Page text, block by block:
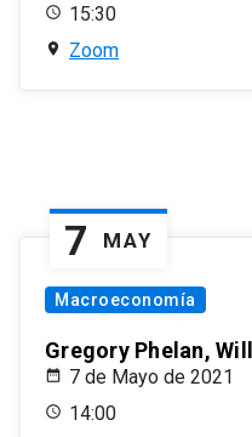
15:30
Zoom
7 MAY
Macroeconomía
Gregory Phelan,
7 de Mayo de 2021
14:00